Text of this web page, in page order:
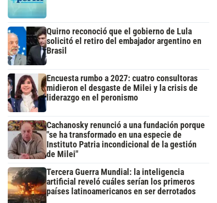
Quirno reconoció que el gobierno de Lula
solicitó el retiro del embajador argentino en
Brasil
Encuesta rumbo a 2027: cuatro consultoras
midieron el desgaste de Milei y la crisis de
liderazgo en el peronismo
Cachanosky renunció a una fundación porque
"se ha transformado en una especie de
Instituto Patria incondicional de la gestión
de Milei"
Tercera Guerra Mundial: la inteligencia
artificial reveló cuáles serían los primeros
países latinoamericanos en ser derrotados